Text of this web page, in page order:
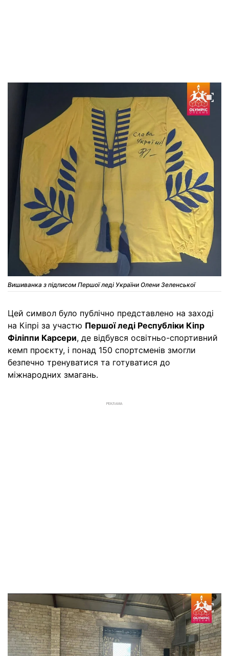
Вишиванка з підписом Першої леді України Олени Зеленської
Цей символ було публічно представлено на заході
на Кіпрі за участю Першої леді Республіки Кіпр
Філіппи Карсери, де відбувся освітньо-спортивний
кемп проєкту, і понад 150 спортсменів змогли
безпечно тренуватися та готуватися до
міжнародних змагань.
РЕКЛАМА